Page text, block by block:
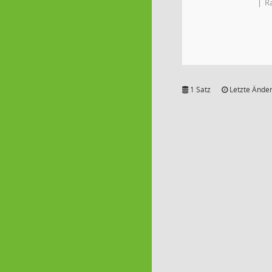
1 Satz Letzte